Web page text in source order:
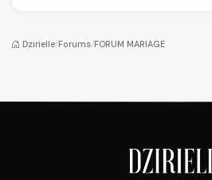
pièce mode de l'été
Dzirielle/Forums/FORUM MARIAGE